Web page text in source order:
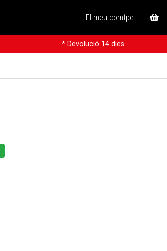
El meu comtpe
* Devolució 14 dies